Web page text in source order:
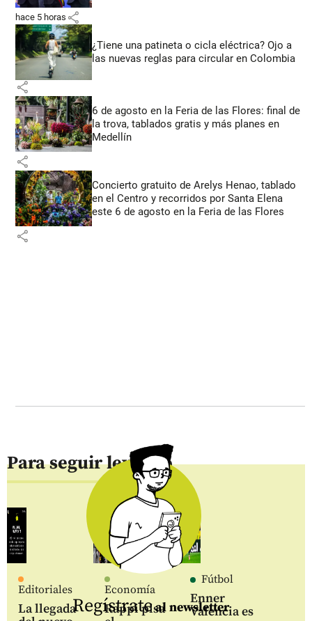
hace 5 horas share
¿Tiene una patineta o cicla eléctrica? Ojo a
las nuevas reglas para circular en Colombia
share
6 de agosto en la Feria de las Flores: final de
la trova, tablados gratis y más planes en
Medellín
share
Concierto gratuito de Arelys Henao, tablado
en el Centro y recorridos por Santa Elena
este 6 de agosto en la Feria de las Flores
share
Para seguir leyendo
Editoriales
La llegada
Economía
Rappi pisa
Fútbol
Enner
Valencia es
Regístrateal newsletter